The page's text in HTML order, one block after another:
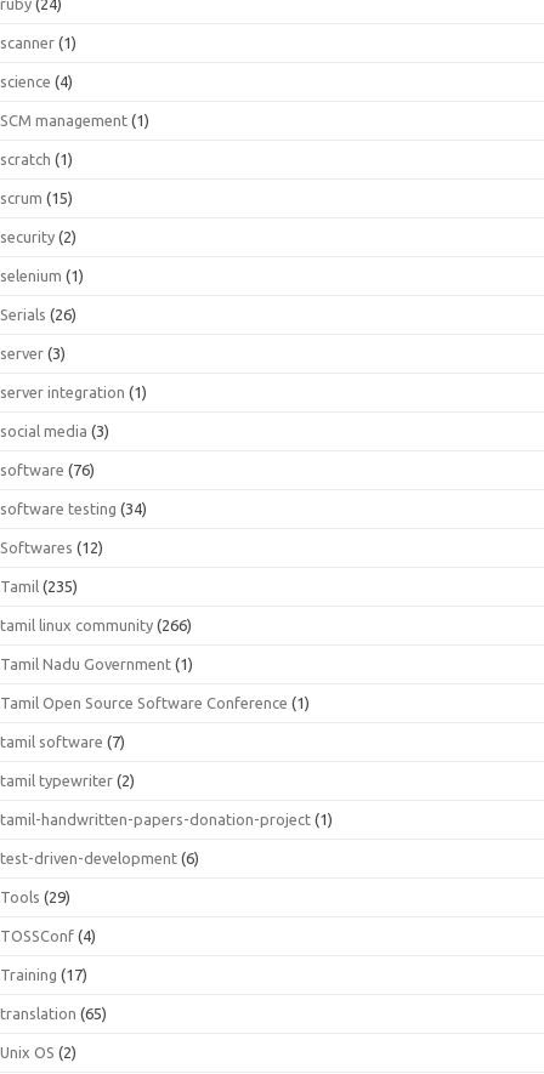
ruby (24)
scanner (1)
science (4)
SCM management (1)
scratch (1)
scrum (15)
security (2)
selenium (1)
Serials (26)
server (3)
server integration (1)
social media (3)
software (76)
software testing (34)
Softwares (12)
Tamil (235)
tamil linux community (266)
Tamil Nadu Government (1)
Tamil Open Source Software Conference (1)
tamil software (7)
tamil typewriter (2)
tamil-handwritten-papers-donation-project (1)
test-driven-development (6)
Tools (29)
TOSSConf (4)
Training (17)
translation (65)
Unix OS (2)